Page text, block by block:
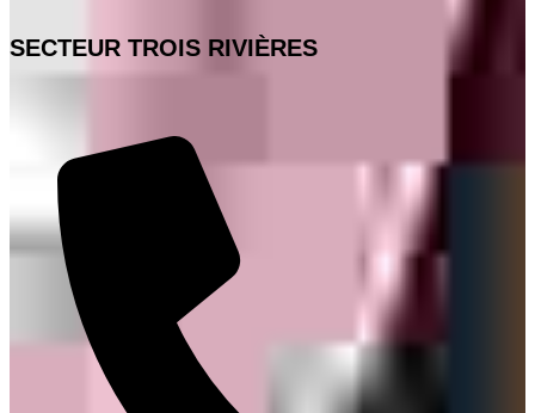
SECTEUR TROIS RIVIÈRES